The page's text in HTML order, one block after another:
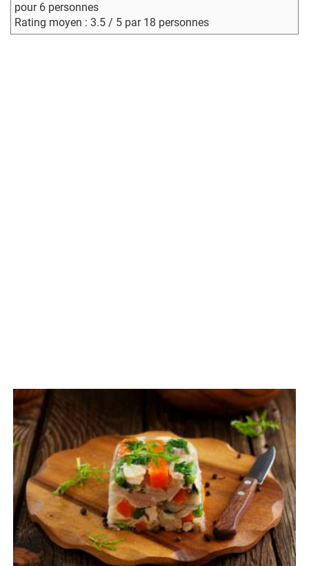
pour 6 personnes
Rating moyen : 3.5 / 5 par 18 personnes